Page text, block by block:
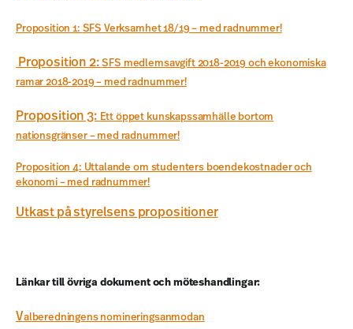
Proposition 1: SFS Verksamhet 18/19 – med radnummer!
Proposition 2:SFS medlemsavgift 2018-2019 och ekonomiska
ramar 2018-2019 – med radnummer!
Proposition 3: Ett öppet kunskapssamhälle bortom
nationsgränser – med radnummer!
Proposition 4: Uttalande om studenters boendekostnader och
ekonomi – med radnummer!
Utkast på styrelsens propositioner
Länkar till övriga dokument och möteshandlingar:
Valberedningens nomineringsanmodan